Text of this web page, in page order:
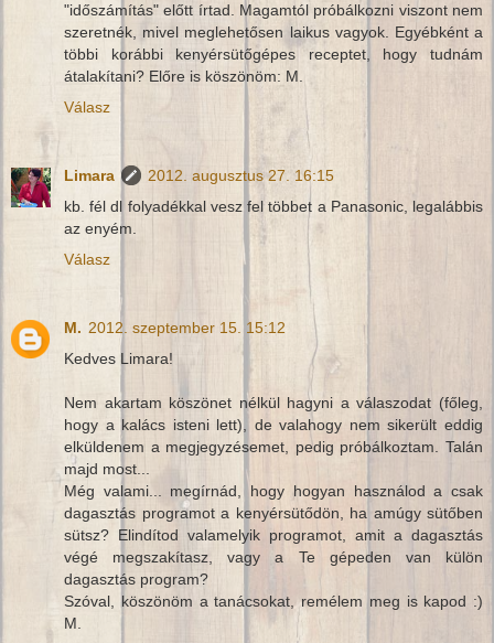
"időszámítás" előtt írtad. Magamtól próbálkozni viszont nem
szeretnék, mivel meglehetősen laikus vagyok. Egyébként a
többi korábbi kenyérsütőgépes receptet, hogy tudnám
átalakítani? Előre is köszönöm: M.
Válasz
Limara
2012. augusztus 27. 16:15
kb. fél dl folyadékkal vesz fel többet a Panasonic, legalábbis
az enyém.
Válasz
M. 2012. szeptember 15. 15:12
Kedves Limara!
Nem akartam köszönet nélkül hagyni a válaszodat (főleg,
hogy a kalács isteni lett), de valahogy nem sikerült eddig
elküldenem a megjegyzésemet, pedig próbálkoztam. Talán
majd most...
Még valami... megírnád, hogy hogyan használod a csak
dagasztás programot a kenyérsütődön, ha amúgy sütőben
sütsz? Elindítod valamelyik programot, amit a dagasztás
végé megszakítasz, vagy a Te gépeden van külön
dagasztás program?
Szóval, köszönöm a tanácsokat, remélem meg is kapod :)
M.